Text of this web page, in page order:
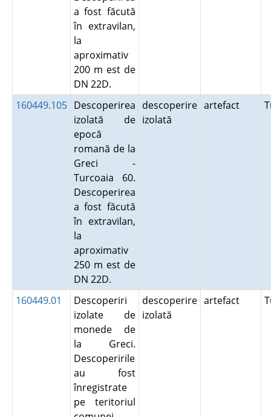
a fost făcută
în extravilan,
la
aproximativ
200 m est de
DN 22D.
160449.105 Descoperirea
izolată de
epocă
romană de la
Greci -
Turcoaia 60.
Descoperirea
a fost făcută
în extravilan,
la
aproximativ
250 m est de
DN 22D.
descoperire
izolată
artefact
160449.01
Descoperiri
izolate de
monede de
la Greci.
Descoperirile
au fost
înregistrate
pe teritoriul
descoperire
izolată
artefact